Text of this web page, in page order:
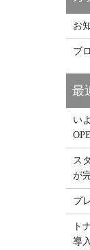
お
ブ
い
ス
が
プ
ト
導